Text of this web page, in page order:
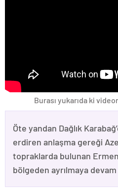
Burası yukarıda ki
Öte yandan Dağlık
erdiren anlaşma gereği
topraklarda bulunan
bölgeden ayrılmaya